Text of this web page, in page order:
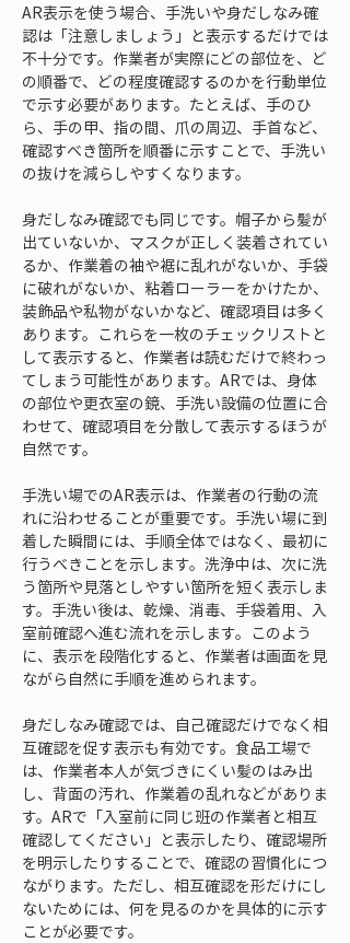
AR表示を使う場合、手洗いや身だしなみ確
認は「注意しましょう」と表示するだけでは
不十分です。作業者が実際にどの部位を、ど
の順番で、どの程度確認するのかを行動単位
で示す必要があります。たとえば、手のひ
ら、手の甲、指の間、爪の周辺、手首など、
確認すべき箇所を順番に示すことで、手洗い
の抜けを減らしやすくなります。
身だしなみ確認でも同じです。帽子から髪が
出ていないか、マスクが正しく装着されてい
るか、作業着の袖や裾に乱れがないか、手袋
に破れがないか、粘着ローラーをかけたか、
装飾品や私物がないかなど、確認項目は多く
あります。これらを一枚のチェックリストと
して表示すると、作業者は読むだけで終わっ
てしまう可能性があります。ARでは、身体
の部位や更衣室の鏡、手洗い設備の位置に合
わせて、確認項目を分散して表示するほうが
自然です。
手洗い場でのAR表示は、作業者の行動の流
れに沿わせることが重要です。手洗い場に到
着した瞬間には、手順全体ではなく、最初に
行うべきことを示します。洗浄中は、次に洗
う箇所や見落としやすい箇所を短く表示しま
す。手洗い後は、乾燥、消毒、手袋着用、入
室前確認へ進む流れを示します。このよう
に、表示を段階化すると、作業者は画面を見
ながら自然に手順を進められます。
身だしなみ確認では、自己確認だけでなく相
互確認を促す表示も有効です。食品工場で
は、作業者本人が気づきにくい髪のはみ出
し、背面の汚れ、作業着の乱れなどがありま
す。ARで「入室前に同じ班の作業者と相互
確認してください」と表示したり、確認場所
を明示したりすることで、確認の習慣化につ
ながります。ただし、相互確認を形だけにし
ないためには、何を見るのかを具体的に示す
ことが必要です。